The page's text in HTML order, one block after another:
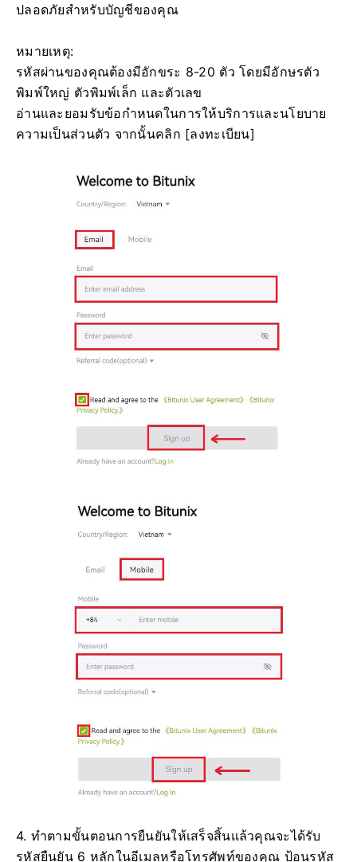
ปลอดภัยสำหรับบัญชีของคุณ
หมายเหตุ:
รหัสผ่านของคุณต้องมีอักขระ 8-20 ตัว โดยมีอักษรตัว
พิมพ์ใหญ่ ตัวพิมพ์เล็ก และตัวเลข
อ่านและยอมรับข้อกำหนดในการให้บริการและนโยบาย
ความเป็นส่วนตัว จากนั้นคลิก [ลงทะเบียน]
4. ทำตามขั้นตอนการยืนยันให้เสร็จสิ้นแล้วคุณจะได้รับ
รหัสยืนยัน 6 หลักในอีเมลหรือโทรศัพท์ของคุณ ป้อนรหัส